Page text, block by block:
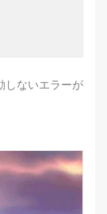
しないエラーが